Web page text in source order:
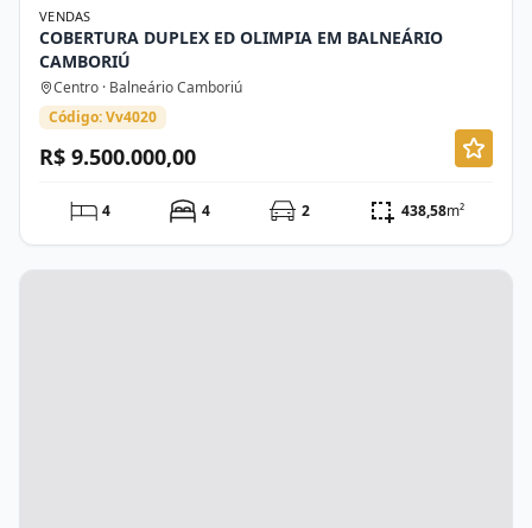
VENDAS
COBERTURA DUPLEX ED OLIMPIA EM BALNEÁRIO
CAMBORIÚ
Centro · Balneário Camboriú
Código: Vv4020
R$ 9.500.000,00
4 4 2 438,58m²